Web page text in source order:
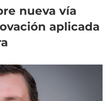
nueva vía
aplicada